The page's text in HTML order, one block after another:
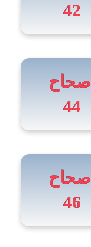
42
إصحاح
44
إصحاح
46